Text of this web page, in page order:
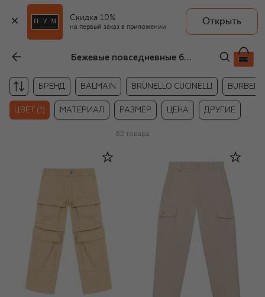
Скидка 10%
на первый заказ в приложении
Открыть
Бежевые повседневные брюки для мальчиков
БРЕНД BALMAIN BRUNELLO CUCINELLI
ЦВЕТ (1) МАТЕРИАЛ РАЗМЕР ЦЕНА ДРУГИЕ
62 товара